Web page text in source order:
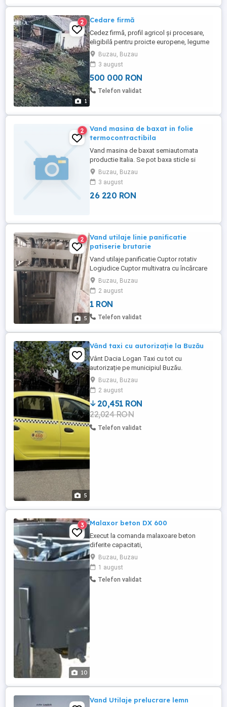
1
2 Cedare firmă
Cedez firmă, profil agricol și procesare,
eligibilă pentru proicte europene, legume
și procesare, etc. Deține teren, dar și
proiect,pentru seră de legume dar și
procesare . Detalii la tel. .
Buzau, Buzau
3 august
500 000 RON
Telefon validat
2
Vand masina de baxat in folie
termocontractibila
Vand masina de baxat semiautomata
productie Italia. Se pot baxa sticle si
borcane in folie termocontractibila. Se
asigura suport tehnic instalare si manual
instructiuni. Pret 5000 euro.
Buzau, Buzau
3 august
26 220 RON
5
2
Vand utilaje linie panificatie
patiserie brutarie
Vand utilaje panificatie Cuptor rotativ
Logiudice Cuptor multivatra cu încărcare
descărcare semiautomata Cuptor tunel cu
3 etaje și dospitor tunel Cazan abur
Malaxoare cuva fixa Modelator con si
franzela Feliatoare Racitor apă Navete
Buzau, Buzau
2 august
1 RON
Telefon validat
5
Vând taxi cu autorizație la Buzău
Vânt Dacia Logan Taxi cu tot cu
autorizație pe municipiul Buzău.
Autoturismul este Dacia Logan 2017,
motorizare 1.0 și are 203 000 km.
Autoturismul are motorul reabilitat, adică
s-au schimbat supape, simeringuri și s-au
rectificat scaunele supapelor, iar asta se
poate verifica cu un simplu test de
compresie ...
Buzau, Buzau
2 august
20,451 RON
22,024 RON
Telefon validat
10
3 Malaxor beton DX 600
Execut la comanda malaxoare beton
diferite capacitati,
Buzau, Buzau
1 august
Telefon validat
Vand Utilaje prelucrare lemn